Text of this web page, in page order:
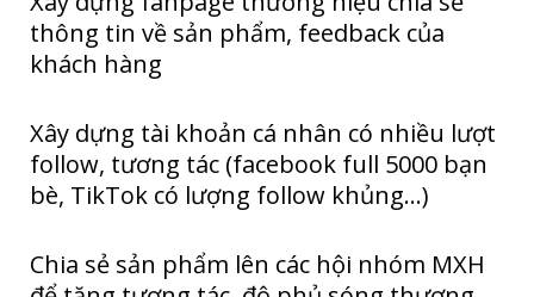
thông tin về sản phẩm, feedback của
khách hàng
Xây dựng tài khoản cá nhân có nhiều lượt
follow, tương tác (facebook full 5000 bạn
bè, TikTok có lượng follow khủng…)
Chia sẻ sản phẩm lên các hội nhóm MXH